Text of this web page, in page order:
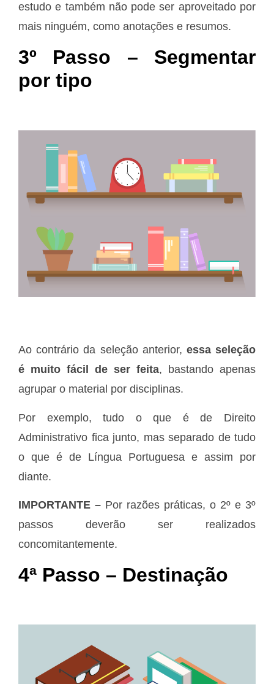
estudo e também não pode ser aproveitado por
mais ninguém, como anotações e resumos.
3º Passo – Segmentar
por tipo
Ao contrário da seleção anterior, essa seleção
é muito fácil de ser feita, bastando apenas
agrupar o material por disciplinas.
Por exemplo, tudo o que é de Direito
Administrativo fica junto, mas separado de tudo
o que é de Língua Portuguesa e assim por
diante.
IMPORTANTE – Por razões práticas, o 2º e 3º
passos deverão ser realizados
concomitantemente.
4ª Passo – Destinação